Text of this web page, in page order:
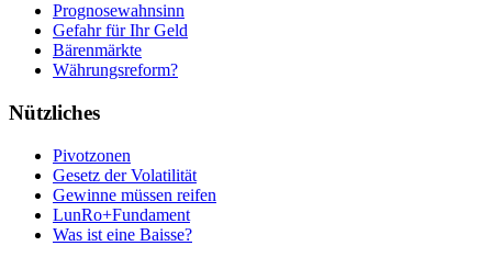
Prognosewahnsinn
Gefahr für Ihr Geld
Bärenmärkte
Währungsreform?
Nützliches
Pivotzonen
Gesetz der Volatilität
Gewinne müssen reifen
LunRo+Fundament
Was ist eine Baisse?